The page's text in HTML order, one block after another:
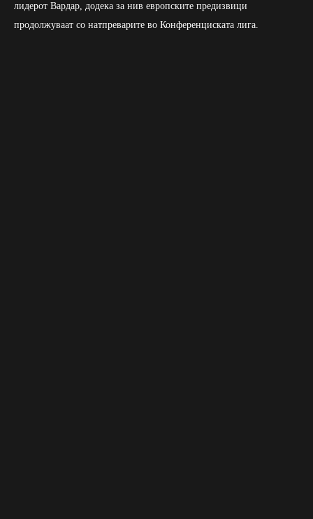
лидерот Вардар, додека за нив европските предизвици
продолжуваат со натпреварите во Конференциската лига.